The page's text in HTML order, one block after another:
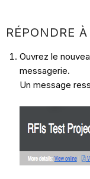
RÉPONDRE
Ouvrez le
messagerie.
Un message